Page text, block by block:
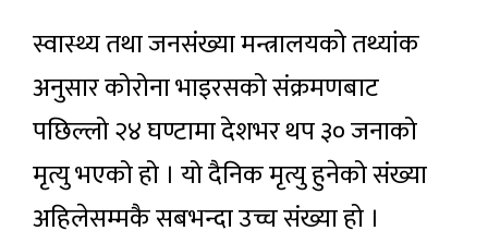
स्वास्थ्य तथा जनसंख्या मन्त्रालयको तथ्यांक
अनुसार कोरोना भाइरसको संक्रमणबाट
पछिल्लो २४ घण्टामा देशभर थप ३० जनाको
मृत्यु भएको हो । यो दैनिक मृत्यु हुनेको संख्या
अहिलेसम्मकै सबभन्दा उच्च संख्या हो ।